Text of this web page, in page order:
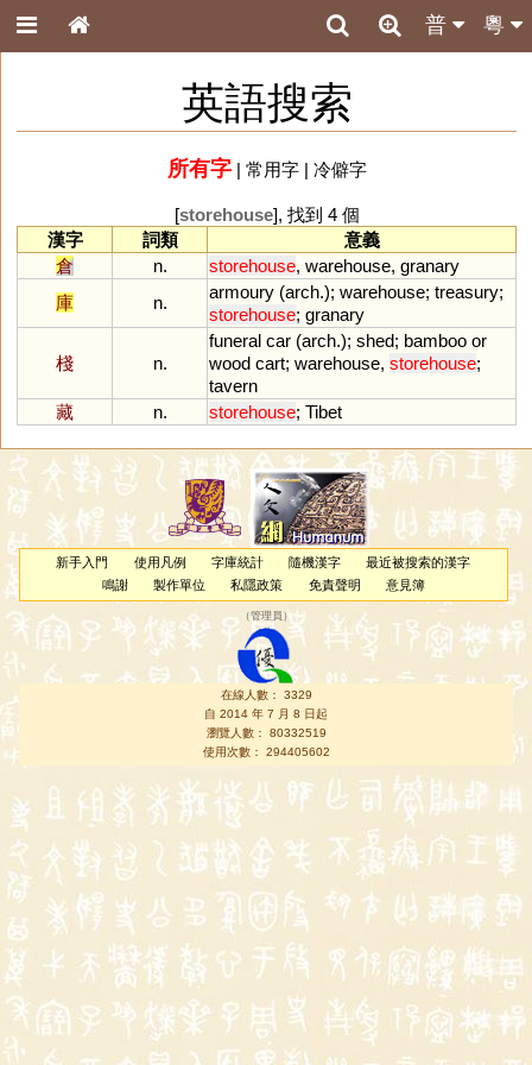
粵
普
英語搜索
所有字| 常用字| 冷僻字
[storehouse], 找到 4 個
漢字
詞類
意義
倉
n. storehouse, warehouse, granary
庫
n.
armoury (arch.); warehouse; treasury;
storehouse; granary
棧 n.
funeral car (arch.); shed; bamboo or
wood cart; warehouse, storehouse;
tavern
藏
n. storehouse; Tibet
新手入門 使用凡例 字庫統計 隨機漢字
最近被搜索的漢字
鳴謝
製作單位 私隱政策 免責聲明 意見簿
（管理員 ）
在線人數： 3329
自 2014 年 7 月 8 日起
瀏覽人數： 80332519
使用次數： 294405602